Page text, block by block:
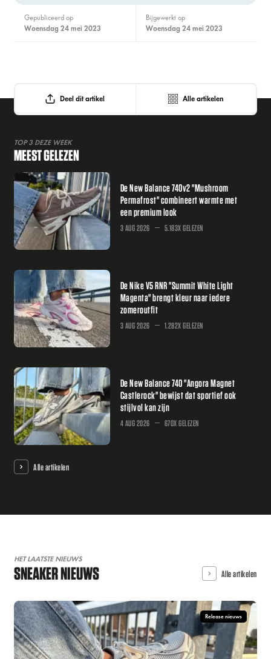
Gepubliceerd op
woensdag 24 mei 2023
Bijgewerkt op
woensdag 24 mei 2023
Deel dit artikel Alle artikelen
TOP 3 DEZE WEEK
MEEST GELEZEN
De New Balance 740v2 "Mushroom
Permafrost" combineert warmte met
een premium look
3 AUG 2026 5.183X GELEZEN
De Nike V5 RNR "Summit White Light
Magenta" brengt kleur naar iedere
zomeroutfit
3 AUG 2026 1.282X GELEZEN
De New Balance 740 "Angora Magnet
Castlerock" bewijst dat sportief ook
stijlvol kan zijn
4 AUG 2026 670X GELEZEN
Alle artikelen
HET LAATSTE NIEUWS
SNEAKER NIEUWS Alle artikelen
Release nieuws